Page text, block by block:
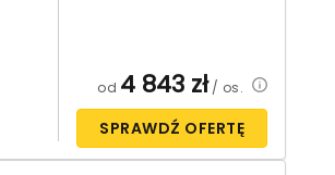
od 4 843 zł/ os.
SPRAWDŹ OFERTĘ